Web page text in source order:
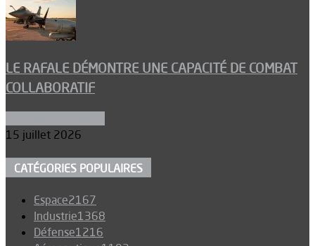
LE RAFALE DÉMONTRE UNE CAPACITÉ DE COMBAT
COLLABORATIF
15 juillet 2026
CATÉGORIES POPULAIRES
Espace2167
Industrie1368
Défense1216